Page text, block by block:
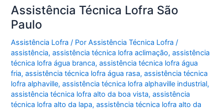
Assistência Técnica Lofra São
Paulo
Assistência Lofra / PorAssistência Técnica Lofra/
assistência,assistência técnica lofra aclimação,assistência
técnica lofra água branca,assistência técnica lofra água
fria,assistência técnica lofra água rasa,assistência técnica
lofra alphaville,assistência técnica lofra alphaville industrial,
assistência técnica lofra alto da boa vista,assistência
técnica lofra alto da lapa,assistência técnica lofra alto da